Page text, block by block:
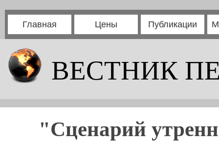
Главная Цены Публикации
ВЕСТНИК
"Сценарий